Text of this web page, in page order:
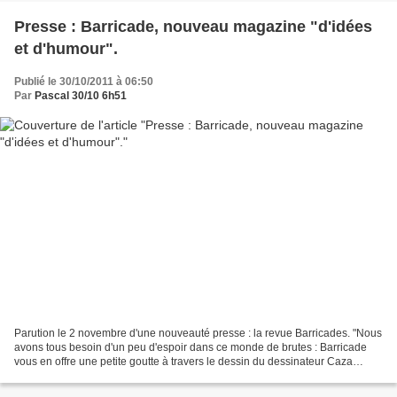
Presse : Barricade, nouveau magazine "d'idées
et d'humour".
Publié le 30/10/2011 à 06:50
Par Pascal 30/10 6h51
Parution le 2 novembre d'une nouveauté presse : la revue Barricades. "Nous
avons tous besoin d'un peu d'espoir dans ce monde de brutes : Barricade
vous en offre une petite goutte à travers le dessin du dessinateur Caza